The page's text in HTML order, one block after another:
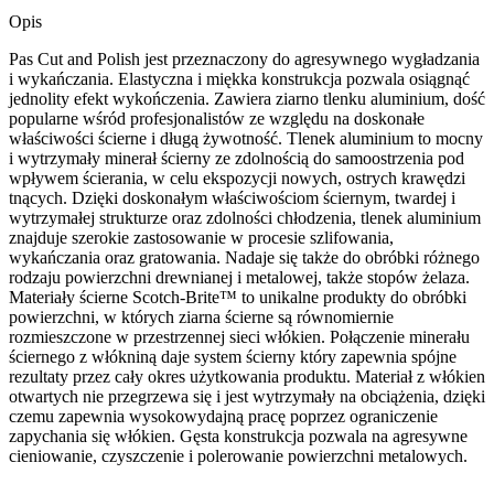
MED
Opis
Pas Cut and Polish jest przeznaczony do agresywnego wygładzania
i wykańczania. Elastyczna i miękka konstrukcja pozwala osiągnąć
jednolity efekt wykończenia. Zawiera ziarno tlenku aluminium, dość
popularne wśród profesjonalistów ze względu na doskonałe
właściwości ścierne i długą żywotność. Tlenek aluminium to mocny
i wytrzymały minerał ścierny ze zdolnością do samoostrzenia pod
wpływem ścierania, w celu ekspozycji nowych, ostrych krawędzi
tnących. Dzięki doskonałym właściwościom ściernym, twardej i
wytrzymałej strukturze oraz zdolności chłodzenia, tlenek aluminium
znajduje szerokie zastosowanie w procesie szlifowania,
wykańczania oraz gratowania. Nadaje się także do obróbki różnego
rodzaju powierzchni drewnianej i metalowej, także stopów żelaza.
Materiały ścierne Scotch-Brite™ to unikalne produkty do obróbki
powierzchni, w których ziarna ścierne są równomiernie
rozmieszczone w przestrzennej sieci włókien. Połączenie minerału
ściernego z włókniną daje system ścierny który zapewnia spójne
rezultaty przez cały okres użytkowania produktu. Materiał z włókien
otwartych nie przegrzewa się i jest wytrzymały na obciążenia, dzięki
czemu zapewnia wysokowydajną pracę poprzez ograniczenie
zapychania się włókien. Gęsta konstrukcja pozwala na agresywne
cieniowanie, czyszczenie i polerowanie powierzchni metalowych.